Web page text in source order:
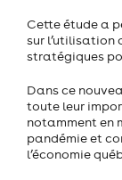
Cette étude a
sur l’utilisation
stratégiques
Dans ce
toute leur
notamment en
pandémie et
l’économie